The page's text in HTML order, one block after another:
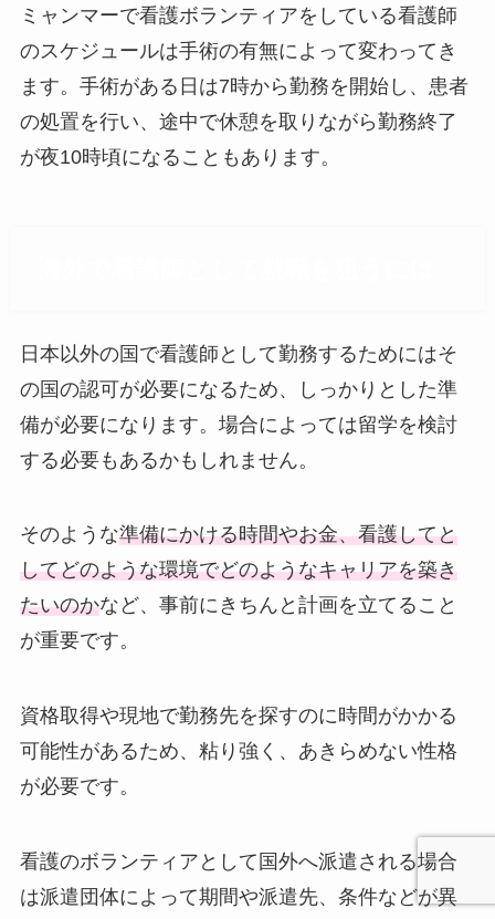
ミャンマーで看護ボランティアをしている看護師
のスケジュールは手術の有無によって変わってき
ます。手術がある日は7時から勤務を開始し、患者
の処置を行い、途中で休憩を取りながら勤務終了
が夜10時頃になることもあります。
日本以外の国で看護師として勤務するためにはそ
の国の認可が必要になるため、しっかりとした準
備が必要になります。場合によっては留学を検討
する必要もあるかもしれません。
そのような準備にかける時間やお金、看護してと
してどのような環境でどのようなキャリアを築き
たいのかなど、事前にきちんと計画を立てること
が重要です。
資格取得や現地で勤務先を探すのに時間がかかる
可能性があるため、粘り強く、あきらめない性格
が必要です。
看護のボランティアとして国外へ派遣される場合
は派遣団体によって期間や派遣先、条件などが異